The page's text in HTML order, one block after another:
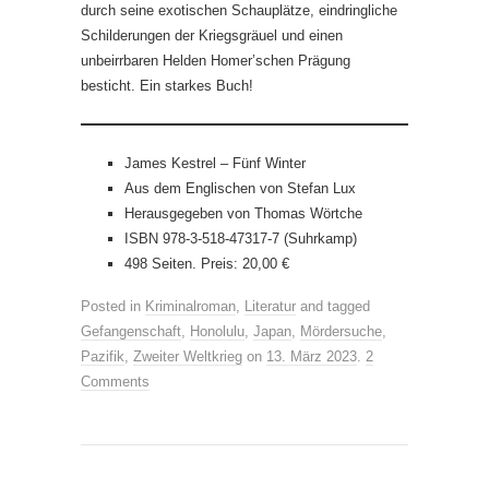
durch seine exotischen Schauplätze, eindringliche
Schilderungen der Kriegsgräuel und einen
unbeirrbaren Helden Homer’schen Prägung
besticht. Ein starkes Buch!
James Kestrel – Fünf Winter
Aus dem Englischen von Stefan Lux
Herausgegeben von Thomas Wörtche
ISBN 978-3-518-47317-7 (Suhrkamp)
498 Seiten. Preis: 20,00 €
Posted in Kriminalroman Literatur and tagged
Gefangenschaft
Honolulu Japan Mördersuche
Pazifik Zweiter Weltkrieg on 13. März 2023 2
Comments